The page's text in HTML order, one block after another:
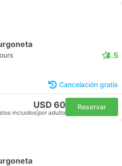
4.5
Cancelación gratis
USD 60
incluidos por adulto
Reservar